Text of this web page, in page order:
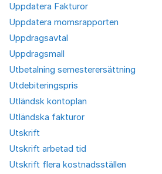
Uppdatera Fakturor
Uppdatera momsrapporten
Uppdragsavtal
Uppdragsmall
Utbetalning semesterersättning
Utdebiteringspris
Utländsk kontoplan
Utländska fakturor
Utskrift
Utskrift arbetad tid
Utskrift flera kostnadsställen